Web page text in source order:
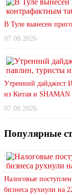
В Туле вынесен
07.08.2026
Утренний дайджест
из Китая и
07.08.2026
Популярные
Налоговые
бизнеса рухнули на